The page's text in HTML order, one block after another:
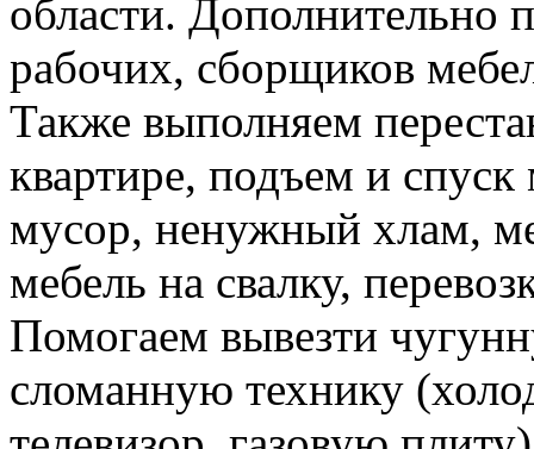
области. Дополнительно
рабочих, сборщиков
Также выполняем
квартире, подъем и
мусор, ненужный хлам,
мебель на свалку,
Помогаем вывезти
сломанную технику